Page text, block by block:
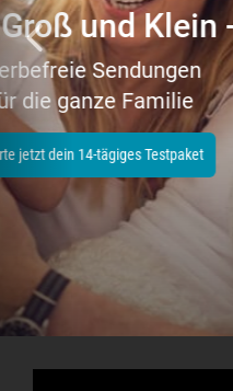
Für
von Action
Starte jetzt dein